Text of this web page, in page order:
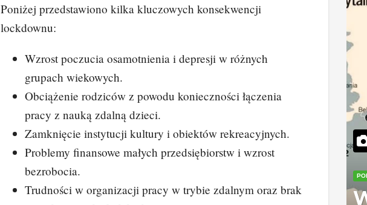
Poniżej przedstawiono kilka kluczowych konsekwencji
lockdownu:
Wzrost poczucia osamotnienia i depresji w różnych
grupach wiekowych.
Obciążenie rodziców z powodu konieczności łączenia
pracy z nauką zdalną dzieci.
Zamknięcie instytucji kultury i obiektów rekreacyjnych.
Problemy finansowe małych przedsiębiorstw i wzrost
bezrobocia.
Trudności w organizacji pracy w trybie zdalnym oraz brak